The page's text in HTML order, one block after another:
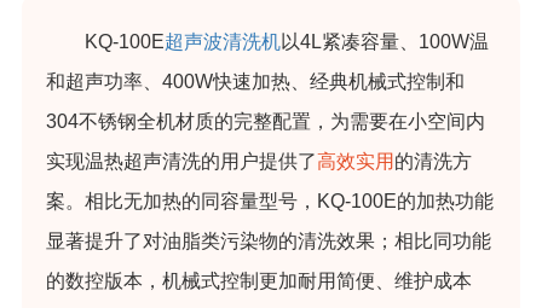
KQ-100E超声波清洗机以4L紧凑容量、100W温
和超声功率、400W快速加热、经典机械式控制和
304不锈钢全机材质的完整配置，为需要在小空间内
实现温热超声清洗的用户提供了高效实用 的清洗方
案。相比无加热的同容量型号，KQ-100E的加热功能
显著提升了对油脂类污染物的清洗效果；相比同功能
的数控版本，机械式控制更加耐用简便、维护成本